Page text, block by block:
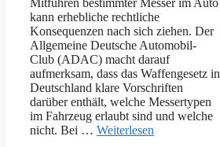
kann erhebliche rechtliche
Konsequenzen nach sich ziehen. Der
Allgemeine Deutsche Automobil-
Club (ADAC) macht darauf
aufmerksam, dass das Waffengesetz in
Deutschland klare Vorschriften
darüber enthält, welche Messertypen
im Fahrzeug erlaubt sind und welche
nicht. Bei … Weiterlesen